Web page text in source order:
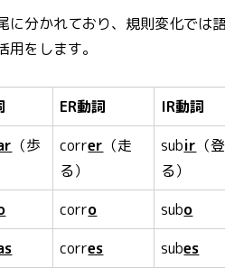
に分かれており、規則変化では
をします。
ER動詞 IR動詞
（歩
correr （走
る）
subir （登
る）
corro subo
corres subes